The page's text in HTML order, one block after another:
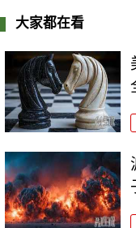
大家都在看